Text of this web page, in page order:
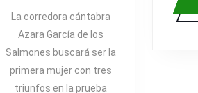
GARCÍA
LOS
SALMONES
BUSCARÁ
La corredora cántabra
Azara García de los
Salmones buscará ser la
primera mujer con tres
triunfos en la prueba